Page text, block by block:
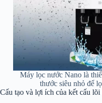
Máy lọc nước Nano là
thước siêu nhỏ để
Cấu tạo và lợi ích của kết cấu lõi